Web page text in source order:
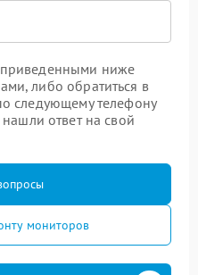
ниже
либо обратиться в
следующему телефону
ответ на свой
мониторов